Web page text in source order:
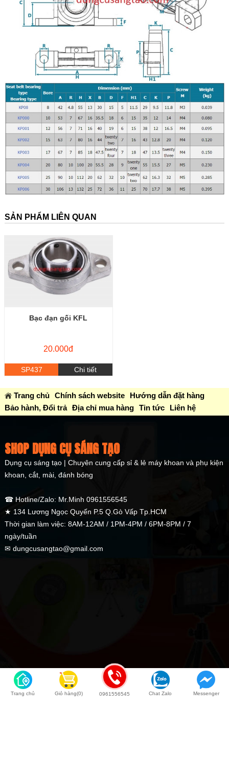
SẢN PHẨM LIÊN QUAN
Bạc đạn gối KFL
20.000đ
SP437 Chi tiết
Trang chủ Chính sách website
Hướng dẫn đặt hàng
Bảo hành, Đổi trả Địa chỉ mua hàng Tin tức Liên hệ
SHOP DỤNG CỤ SÁNG TẠO
Dụng cụ sáng tạo | Chuyên cung cấp sỉ & lẻ máy khoan và phụ kiện
khoan, cắt, mài, đánh bóng
☎ Hotline/Zalo: Mr.Minh 0961556545
★ 134 Lương Ngọc Quyến P.5 Q.Gò Vấp Tp.HCM
Thời gian làm việc: 8AM-12AM / 1PM-4PM / 6PM-8PM / 7
ngày/tuần
✉ dungcusangtao@gmail.com
Trang chủ Giỏ hàng(0) 0961556545 Chat Zalo Messenger